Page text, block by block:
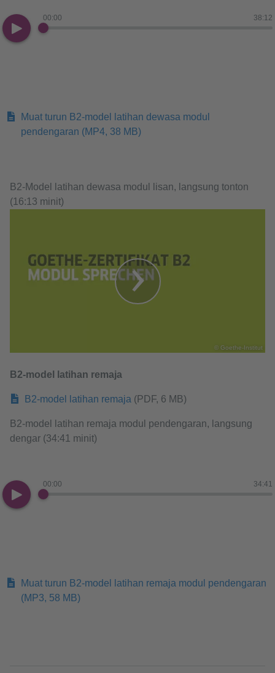
00:00 38:12
Muat turun B2-model latihan dewasa modul
pendengaran (MP4, 38 MB)
B2-Model latihan dewasa modul lisan, langsung tonton
(16:13 minit)
© Goethe-Institut
B2-model latihan remaja​​​​​​​
B2-model latihan remaja (PDF, 6 MB)
B2-model latihan remaja modul pendengaran, langsung
dengar (34:41 minit)
00:00 34:41
Muat turun B2-model latihan remaja modul pendengaran
(MP3, 58 MB)